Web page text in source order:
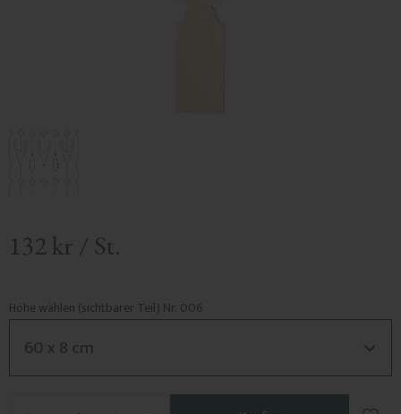
132 kr / St.
Höhe wählen (sichtbarer Teil) Nr. 006
Zu